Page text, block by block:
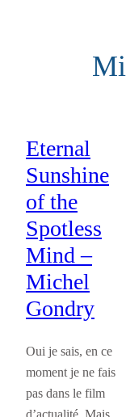
Eternal
Sunshine
of the
Spotless
Mind –
Michel
Gondry
Oui je sais, en ce
moment je ne fais
pas dans le film